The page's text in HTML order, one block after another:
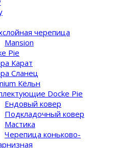
черепица
Mansion
Pie
Карат
Сланец
Кёльн
Docke Pie
Ендовый ковер
Подкладочный ковер
Мастика
Черепица коньково-